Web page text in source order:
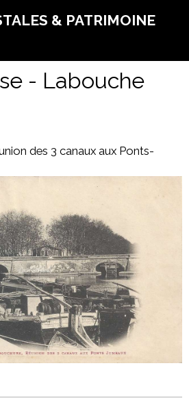
& PATRIMOINE
- Labouche
des 3 canaux aux Ponts-